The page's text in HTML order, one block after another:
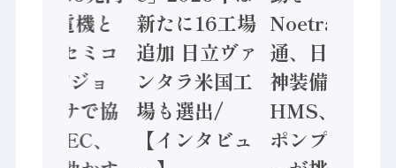
/ 三菱電機と
ソニーセミコ
ン AIビジョ
ンセンサで協
業 / IDEC、
新たに16工場
追加 日立ヴァ
ンタラ米国工
場も選出/
【インタビュ
Noetra、富士
通、日立 / 兵
神装備 ×
HMS、老舗
ポンプメーカ